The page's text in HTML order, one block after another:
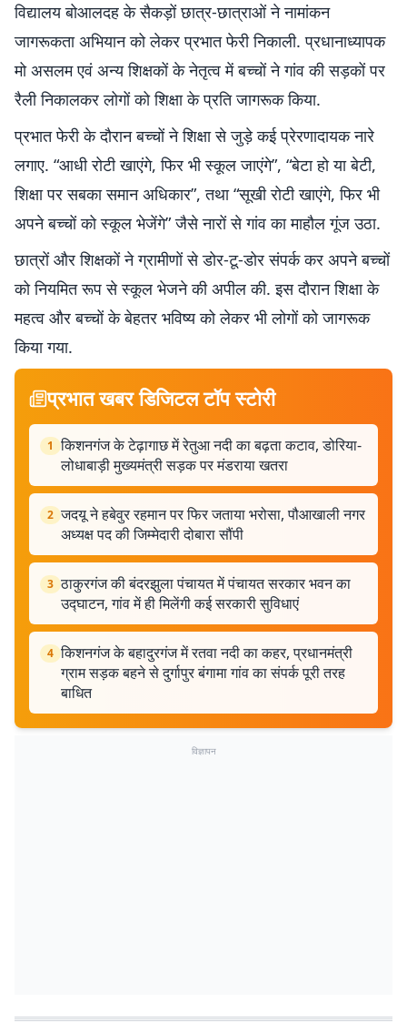
विद्यालय बोआलदह के सैकड़ों छात्र-छात्राओं ने नामांकन
जागरूकता अभियान को लेकर प्रभात फेरी निकाली. प्रधानाध्यापक
मो असलम एवं अन्य शिक्षकों के नेतृत्व में बच्चों ने गांव की सड़कों पर
रैली निकालकर लोगों को शिक्षा के प्रति जागरूक किया.
प्रभात फेरी के दौरान बच्चों ने शिक्षा से जुड़े कई प्रेरणादायक नारे
लगाए. “आधी रोटी खाएंगे, फिर भी स्कूल जाएंगे”, “बेटा हो या बेटी,
शिक्षा पर सबका समान अधिकार”, तथा “सूखी रोटी खाएंगे, फिर भी
अपने बच्चों को स्कूल भेजेंगे” जैसे नारों से गांव का माहौल गूंज उठा.
छात्रों और शिक्षकों ने ग्रामीणों से डोर-टू-डोर संपर्क कर अपने बच्चों
को नियमित रूप से स्कूल भेजने की अपील की. इस दौरान शिक्षा के
महत्व और बच्चों के बेहतर भविष्य को लेकर भी लोगों को जागरूक
किया गया.
प्रभात खबर डिजिटल टॉप स्टोरी
1 किशनगंज के टेढ़ागाछ में रेतुआ नदी का बढ़ता कटाव, डोरिया-
लोधाबाड़ी मुख्यमंत्री सड़क पर मंडराया खतरा
2 जदयू ने हबेवुर रहमान पर फिर जताया भरोसा, पौआखाली नगर
अध्यक्ष पद की जिम्मेदारी दोबारा सौंपी
3 ठाकुरगंज की बंदरझुला पंचायत में पंचायत सरकार भवन का
उद्घाटन, गांव में ही मिलेंगी कई सरकारी सुविधाएं
4 किशनगंज के बहादुरगंज में रतवा नदी का कहर, प्रधानमंत्री
ग्राम सड़क बहने से दुर्गापुर बंगामा गांव का संपर्क पूरी तरह
बाधित
विज्ञापन